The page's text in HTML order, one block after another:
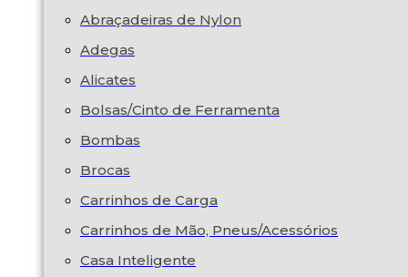
Abraçadeiras de Nylon
Adegas
Alicates
Bolsas/Cinto de Ferramenta
Bombas
Brocas
Carrinhos de Carga
Carrinhos de Mão, Pneus/Acessórios
Casa Inteligente